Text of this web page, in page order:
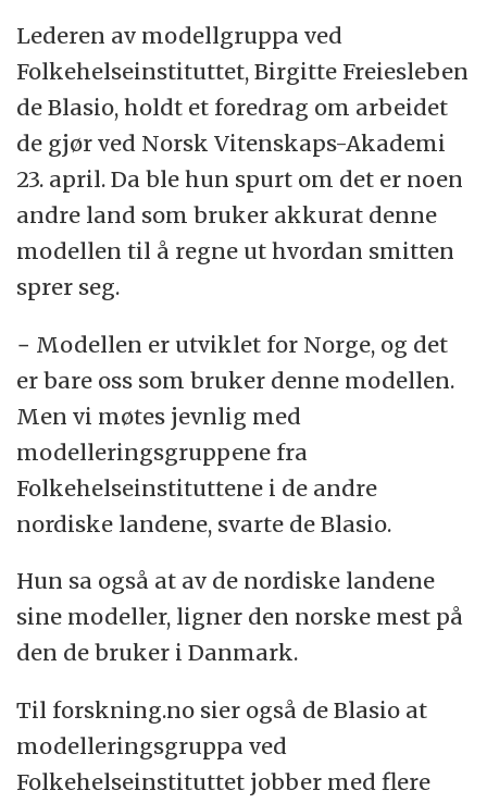
Lederen av modellgruppa ved
Folkehelseinstituttet, Birgitte Freiesleben
de Blasio, holdt et foredrag om arbeidet
de gjør ved Norsk Vitenskaps-Akademi
23. april. Da ble hun spurt om det er noen
andre land som bruker akkurat denne
modellen til å regne ut hvordan smitten
sprer seg.
− Modellen er utviklet for Norge, og det
er bare oss som bruker denne modellen.
Men vi møtes jevnlig med
modelleringsgruppene fra
Folkehelseinstituttene i de andre
nordiske landene, svarte de Blasio.
Hun sa også at av de nordiske landene
sine modeller, ligner den norske mest på
den de bruker i Danmark.
Til forskning.no sier også de Blasio at
modelleringsgruppa ved
Folkehelseinstituttet jobber med flere